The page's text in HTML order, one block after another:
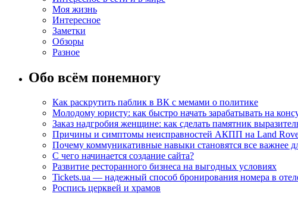
Моя жизнь
Интересное
Заметки
Обзоры
Разное
Обо всём понемногу
Как раскрутить паблик в ВК с мемами о политике
Молодому юристу: как быстро начать зарабатывать на
Заказ надгробия женщине: как сделать памятник
Причины и симптомы неисправностей АКПП на Land
Почему коммуникативные навыки становятся все важнее
С чего начинается создание сайта?
Развитие ресторанного бизнеса на выгодных условиях
Tickets.ua — надежный способ бронирования номера в
Роспись церквей и храмов